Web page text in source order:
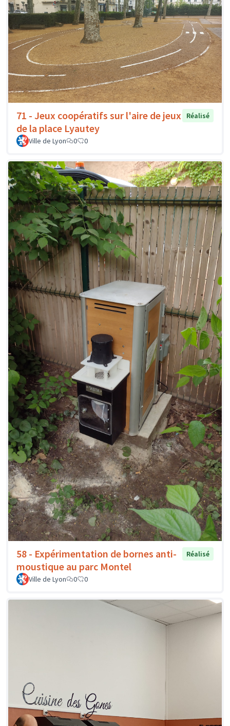
71 - Jeux coopératifs sur l'aire de jeux
de la place Lyautey
Réalisé
Ville de Lyon 0 0
58 - Expérimentation de bornes anti-
moustique au parc Montel
Réalisé
Ville de Lyon 0 0